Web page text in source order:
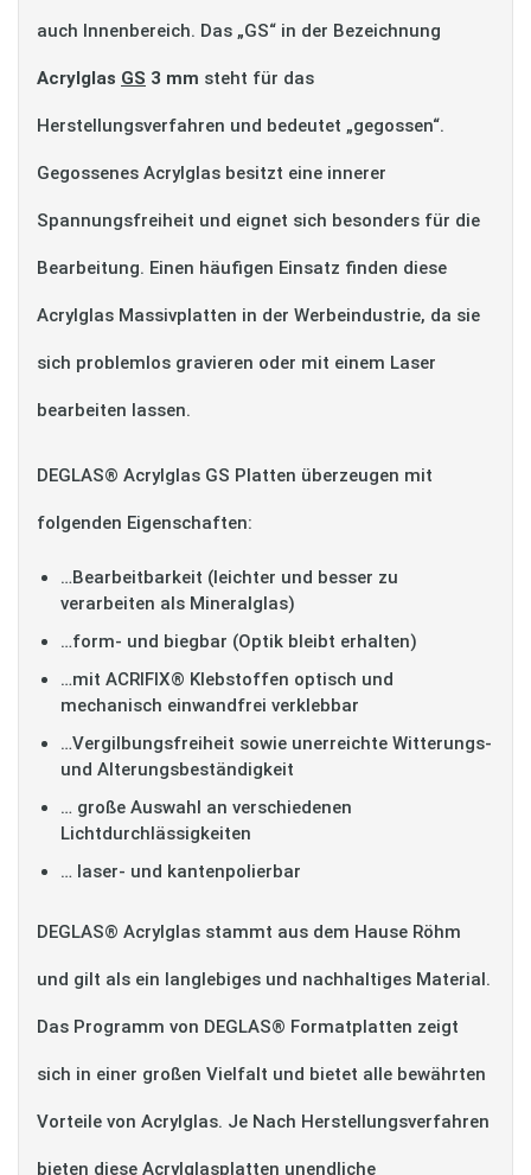
auch Innenbereich. Das „GS“ in der Bezeichnung
Acrylglas GS 3 mm steht für das
Herstellungsverfahren und bedeutet „gegossen“.
Gegossenes Acrylglas besitzt eine innerer
Spannungsfreiheit und eignet sich besonders für die
Bearbeitung. Einen häufigen Einsatz finden diese
Acrylglas Massivplatten in der Werbeindustrie, da sie
sich problemlos gravieren oder mit einem Laser
bearbeiten lassen.
DEGLAS® Acrylglas GS Platten überzeugen mit
folgenden Eigenschaften:
…Bearbeitbarkeit (leichter und besser zu
verarbeiten als Mineralglas)
…form- und biegbar (Optik bleibt erhalten)
…mit ACRIFIX® Klebstoffen optisch und
mechanisch einwandfrei verklebbar
…Vergilbungsfreiheit sowie unerreichte Witterungs-
und Alterungsbeständigkeit
… große Auswahl an verschiedenen
Lichtdurchlässigkeiten
… laser- und kantenpolierbar
DEGLAS® Acrylglas stammt aus dem Hause Röhm
und gilt als ein langlebiges und nachhaltiges Material.
Das Programm von DEGLAS® Formatplatten zeigt
sich in einer großen Vielfalt und bietet alle bewährten
Vorteile von Acrylglas. Je Nach Herstellungsverfahren
bieten diese Acrylglasplatten unendliche